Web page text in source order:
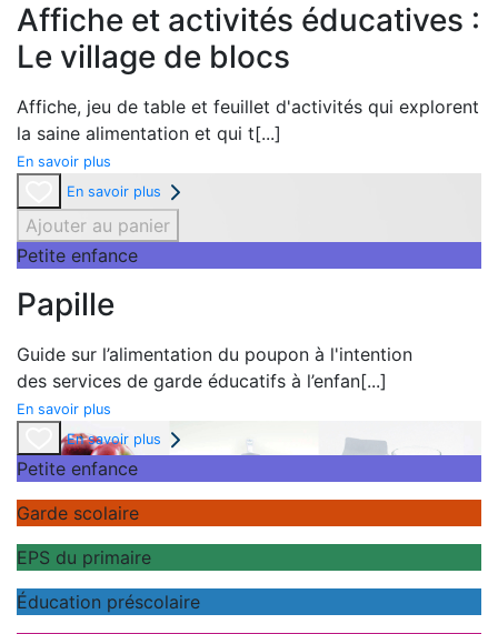
Affiche et activités éducatives :
Le village de blocs
Affiche, jeu de table et feuillet d'activités qui explorent
la saine alimentation et qui t[...]
En savoir plus
En savoir plus
Ajouter au panier
Petite enfance
Papille
Guide sur l’alimentation du poupon à l'intention
des services de garde éducatifs à l’enfan[...]
En savoir plus
En savoir plus
Petite enfance
Garde scolaire
EPS du primaire
Éducation préscolaire